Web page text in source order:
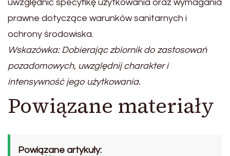
uwzględnić specyfikę użytkowania oraz wymagania
prawne dotyczące warunków sanitarnych i
ochrony środowiska.
Wskazówka: Dobierając zbiornik do zastosowań
pozadomowych, uwzględnij charakter i
intensywność jego użytkowania.
Powiązane materiały
Powiązane artykuły: